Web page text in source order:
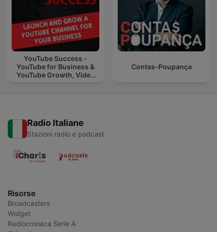
YouTube Success -
YouTube for Business &
YouTube Growth, Video
Contas-Poupança
Radio Italiane
Stazioni radio e podcast
Risorse
Broadcasters
Widget
Radiocronaca Serie A